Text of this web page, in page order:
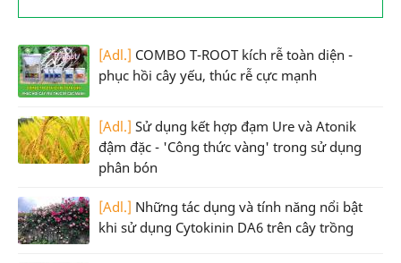
[Adl.] COMBO T-ROOT kích rễ toàn diện -
phục hồi cây yếu, thúc rễ cực mạnh
[Adl.] Sử dụng kết hợp đạm Ure và Atonik
đậm đặc - 'Công thức vàng' trong sử dụng
phân bón
[Adl.] Những tác dụng và tính năng nổi bật
khi sử dụng Cytokinin DA6 trên cây trồng